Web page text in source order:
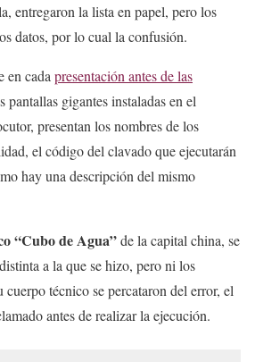
entregaron la lista en papel, pero los
datos, por lo cual la confusión.
en cada presentación antes de las
pantallas gigantes instaladas en el
presentan los nombres de los
el código del clavado que ejecutarán
hay una descripción del mismo
“Cubo de Agua”de la capital china, se
a la que se hizo, pero ni los
cuerpo técnico se percataron del error, el
antes de realizar la ejecución.